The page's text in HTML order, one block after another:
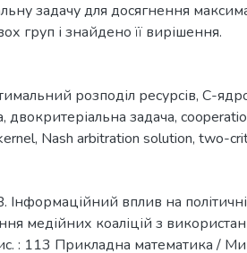
задачу для досягнення
груп і знайдено її вирішення.
розподіл ресурсів, С-
, двокритеріальна задача,
, Nash arbitration solution, two-
вплив на
медійних коаліцій з
: 113 Прикладна математика /